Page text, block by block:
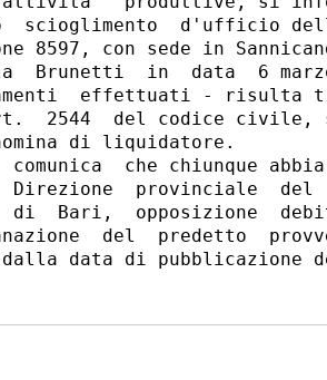
scioglimento  d'ufficio
8597, con sede in
Brunetti  in  data  6
effettuati - risulta
2544  del codice civile,
di liquidatore.
comunica  che chiunque
Direzione  provinciale
di  Bari,  opposizione
del  predetto